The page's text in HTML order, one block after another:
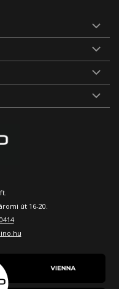
út 16-20.